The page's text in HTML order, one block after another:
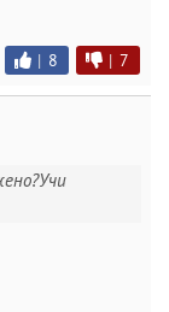
| 8 | 7